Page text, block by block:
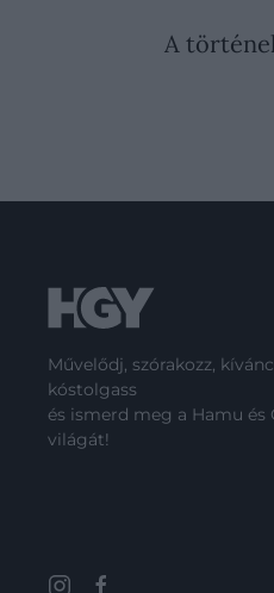
A
Művelődj, szórakozz,
kóstolgass
és ismerd meg a Hamu és
világát!